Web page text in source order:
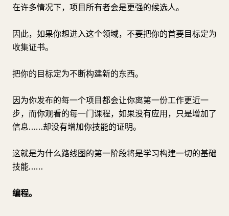
在许多情况下，项目所有者会是更强的候选人。
因此，如果你想进入这个领域，不要把你的首要目标定为
收集证书。
把你的目标定为不断构建新的东西。
因为你发布的每一个项目都会让你离第一份工作更近一
步，而你观看的每一门课程，如果没有应用，只是增加了
信息……却没有增加你技能的证明。
这就是为什么路线图的第一阶段将是学习构建一切的基础
技能……
编程。